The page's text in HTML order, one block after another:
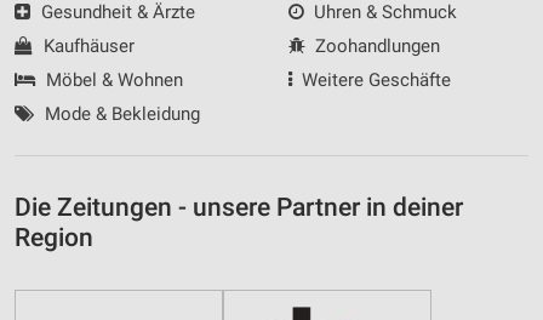
Gesundheit & Ärzte
Kaufhäuser
Möbel & Wohnen
Mode & Bekleidung
Uhren & Schmuck
Zoohandlungen
Weitere Geschäfte
Die Zeitungen - unsere Partner in deiner
Region